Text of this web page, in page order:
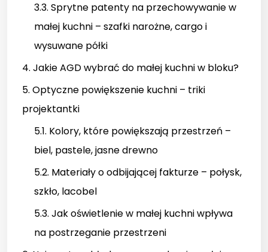
3.3. Sprytne patenty na przechowywanie w
małej kuchni – szafki narożne, cargo i
wysuwane półki
4. Jakie AGD wybrać do małej kuchni w bloku?
5. Optyczne powiększenie kuchni – triki
projektantki
5.1. Kolory, które powiększają przestrzeń –
biel, pastele, jasne drewno
5.2. Materiały o odbijającej fakturze – połysk,
szkło, lacobel
5.3. Jak oświetlenie w małej kuchni wpływa
na postrzeganie przestrzeni